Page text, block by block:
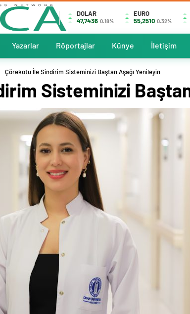
DOLAR
47,7436 0.18%
EURO
55,2510 0.32%
Yazarlar Röportajlar Künye İletişim
Çörekotu İle Sindirim Sisteminizi Baştan Aşağı Yenileyin
Sisteminizi